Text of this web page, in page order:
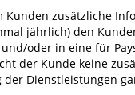
Kunden zusätzliche
jährlich) den
oder in eine für
der Kunde keine
Dienstleistungen